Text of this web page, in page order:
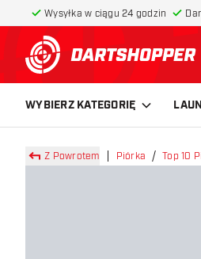
Wysyłka w ciągu 24 godzin
powrót do
WYBIERZ KATEGORIĘ
Z Powrotem Piórka Top 10